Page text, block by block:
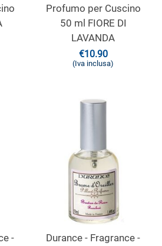
Profumo per Cuscino
50 ml FIORE DI
LAVANDA
€10.90
(Iva inclusa)
-
Durance - Fragrance -